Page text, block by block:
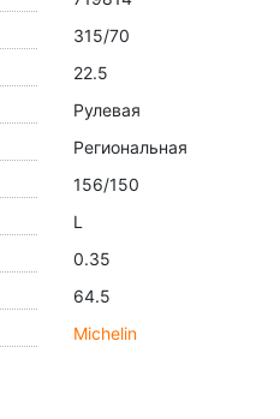
315/70
22.5
Рулевая
Региональная
156/150
L
0.35
64.5
Michelin